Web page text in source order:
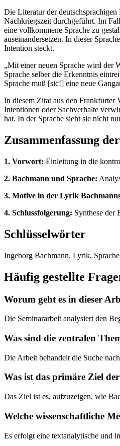
Die Literatur der
Nachkriegszeit durchgeführt. Im
eine vollkommene Sprache zu
auseinandersetzen. In dieser
Intention steckt.
„Mit einer neuen Sprache wird der
Sprache selber die Erkenntnis
Sprache muß [sic!] eine neue
In diesem Zitat aus den Frankfurter
Intentionen oder Sachverhalte
hat. In der Sprache sieht sie nicht
Zusammenfassung
1. Vorwort: Einleitung in die
2. Bachmann und Sprache:
3. Motive in der Lyrik
4. Schlussfolgerung: Synthese der
Schlüsselwörter
Ingeborg Bachmann, Lyrik,
Häufig gestellte
Worum geht es in dieser
Die Seminararbeit analysiert den
Was sind die zentralen
Die Arbeit behandelt die Suche
Was ist das primäre Ziel
Das Ziel ist es, aufzuzeigen, wie
Welche wissenschaftliche
Es erfolgt eine textanalytische und